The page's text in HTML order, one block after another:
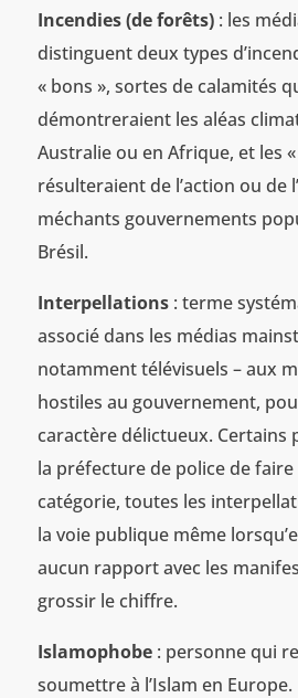
Incendies (de forêts): les
distinguent deux types
« bons », sortes de calamités
démontreraient les aléas
Australie ou en Afrique, et les
résulteraient de l’action ou de
méchants gouvernements
Brésil.
Interpellations : terme
associé dans les médias
notamment télévisuels – aux
hostiles au gouvernement,
caractère délictueux. Certains
la préfecture de police de
catégorie, toutes les
la voie publique même
aucun rapport avec les
grossir le chiffre.
Islamophobe : personne qui
soumettre à l’Islam en Europe.